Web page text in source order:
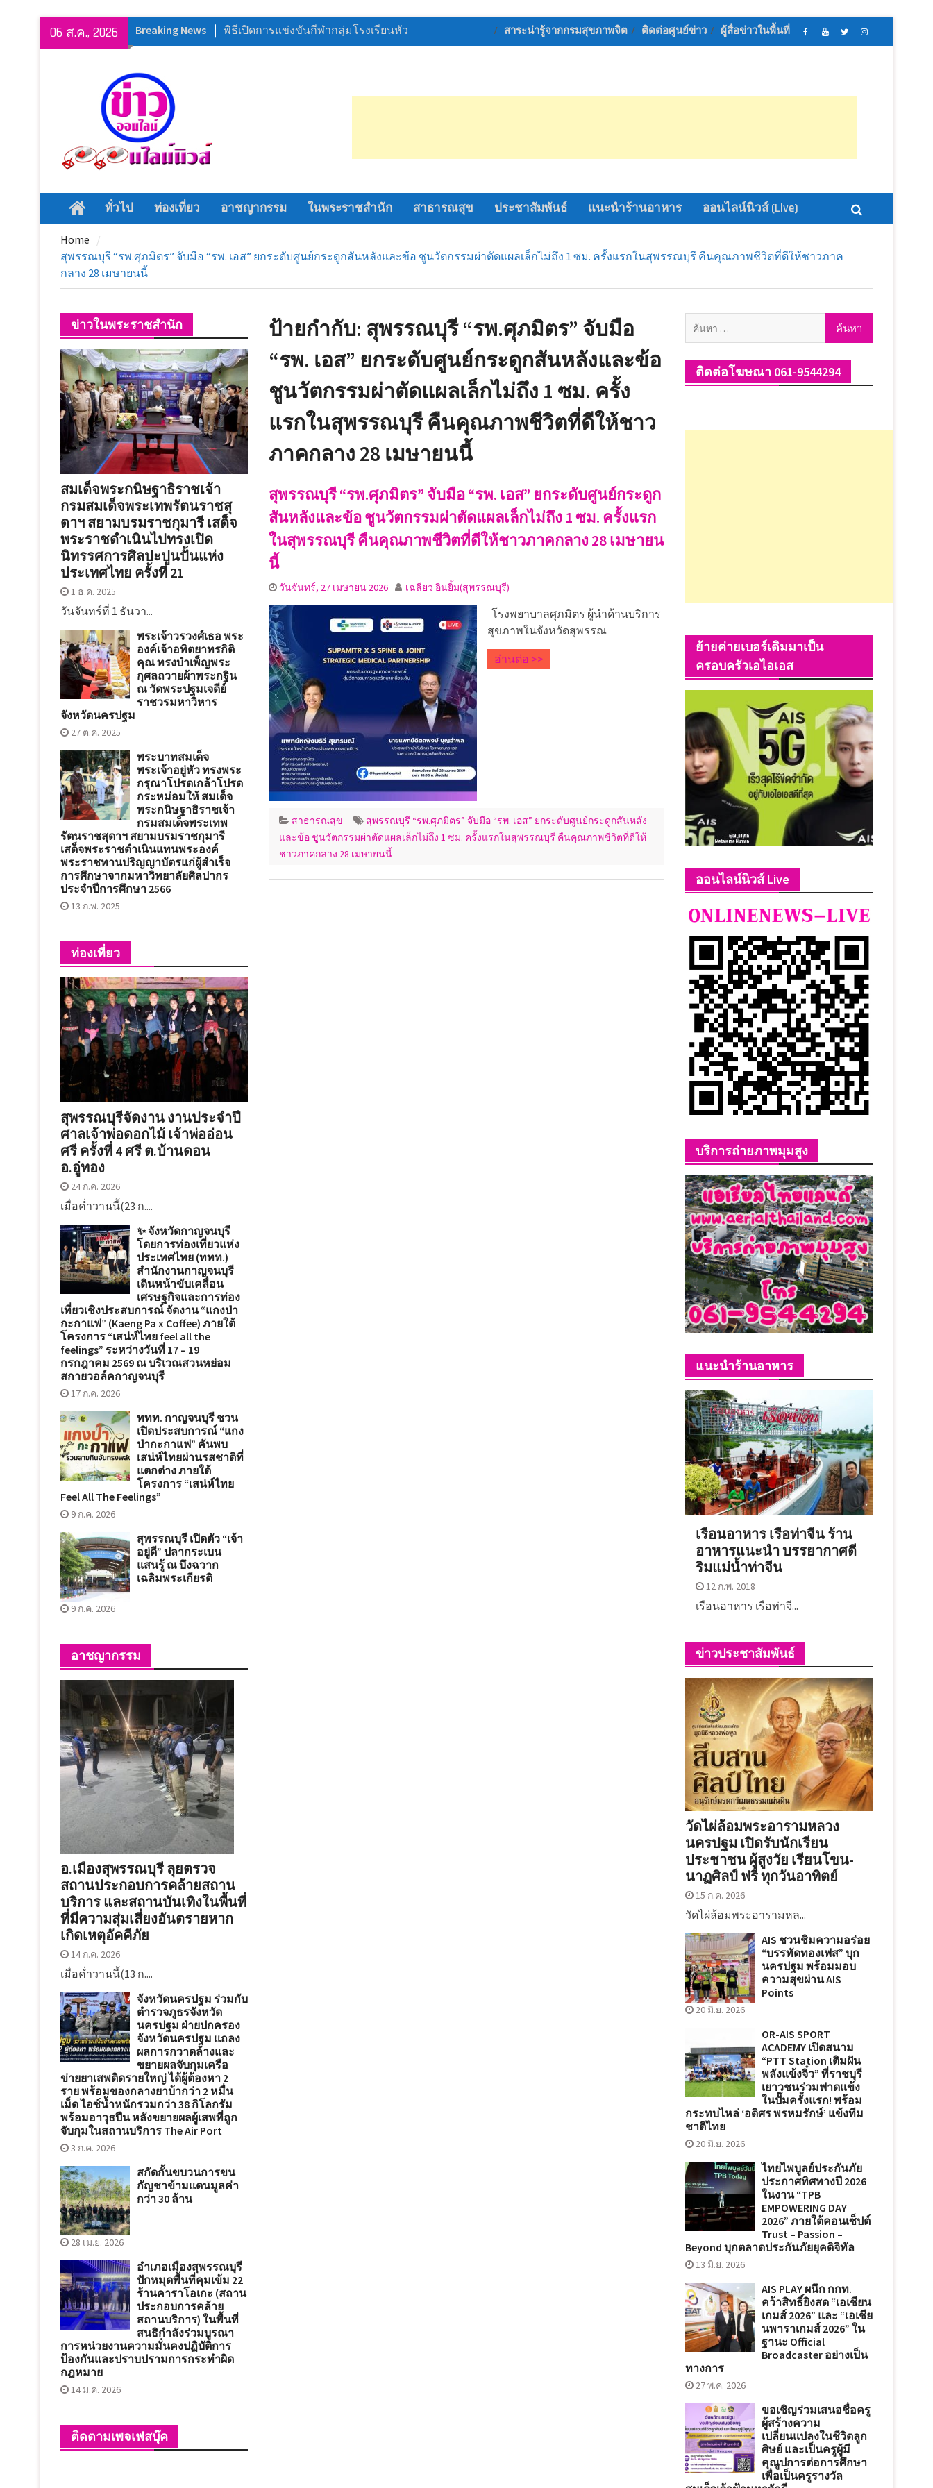
Skip
06 ส.ค., 2026 Breaking News
เหล่ากาชาดจังหวัดนครปฐม มอบบ้าน
กาชาดรวมใจ ช่วยเหลือผู้ประสบวาตภัย
กรุณาโปรดเกล้าโปรดกระหม่อม ให้ผู้
(ประยุทธ์ ปยุตฺโต) เจ้าอาวาสวัดญาณเว
มหาวิทยาลัยราชภัฏนครปฐม จัด
นิทรรศการนวัตกรรมผลิตภัณฑ์ชุมชน
มูลค่า สู่แพลตฟอร์มออนไลน์
สโมสรโรตารีสุพรรณบุรี และภาค 3330
พิธีเปิดการแข่งขันกีฬากลุ่มโรงเรียนหัว
โพธิ์ศรีสำราญ ประจำปีการศึกษา
๒๕๖๙
สาระน่ารู้จากกรมสุขภาพจิต ติดต่อศูนย์ข่าว ผู้สื่อข่าวในพื้นที่
Homeทั่วไป ท่องเที่ยว อาชญากรรม ในพระราชสำนัก สาธารณสุข ประชาสัมพันธ์ แนะนำร้านอาหาร ออนไลน์นิวส์ (Live)
Home
สุพรรณบุรี “รพ.ศุภมิตร” จับมือ “รพ. เอส” ยกระดับศูนย์กระดูกสันหลังและข้อ ชูนวัตกรรมผ่าตัดแผลเล็กไม่ถึง 1 ซม. ครั้งแรกในสุพรรณบุรี คืนคุณภาพชีวิตที่ดีให้ชาวภาค
กลาง 28 เมษายนนี้
ป้ายกำกับ: สุพรรณบุรี “รพ.ศุภมิตร” จับมือ
“รพ. เอส” ยกระดับศูนย์กระดูกสันหลังและข้อ
ชูนวัตกรรมผ่าตัดแผลเล็กไม่ถึง 1 ซม. ครั้ง
แรกในสุพรรณบุรี คืนคุณภาพชีวิตที่ดีให้ชาว
ภาคกลาง 28 เมษายนนี้
สุพรรณบุรี “รพ.ศุภมิตร” จับมือ “รพ. เอส” ยกระดับศูนย์กระดูก
สันหลังและข้อ ชูนวัตกรรมผ่าตัดแผลเล็กไม่ถึง 1 ซม. ครั้งแรก
ในสุพรรณบุรี คืนคุณภาพชีวิตที่ดีให้ชาวภาคกลาง 28 เมษายน
นี้
วันจันทร์, 27 เมษายน 2026 เฉลียว อินยิ้ม(สุพรรณบุรี)
โรงพยาบาลศุภมิตร ผู้นำด้านบริการ
สุขภาพในจังหวัดสุพรรณ
อ่านต่อ >>
สาธารณสุข
สุพรรณบุรี “รพ.ศุภมิตร” จับมือ “รพ. เอส” ยกระดับศูนย์กระดูกสันหลัง
และข้อ ชูนวัตกรรมผ่าตัดแผลเล็กไม่ถึง 1 ซม. ครั้งแรกในสุพรรณบุรี คืนคุณภาพชีวิตที่ดีให้
ชาวภาคกลาง 28 เมษายนนี้
ค้นหา
ติดต่อโฆษณา 061-9544294
ย้ายค่ายเบอร์เดิมมาเป็น
ครอบครัวเอไอเอส
ออนไลน์นิวส์ Live
บริการถ่ายภาพมุมสูง
แนะนำร้านอาหาร
เรือนอาหาร เรือท่าจีน ร้าน
อาหารแนะนำ บรรยากาศดี
ริมแม่น้ำท่าจีน
12 ก.พ. 2018
เรือนอาหาร เรือท่าจี...
ข่าวประชาสัมพันธ์
วัดไผ่ล้อมพระอารามหลวง
นครปฐม เปิดรับนักเรียน
ประชาชน ผู้สูงวัย เรียนโขน-
นาฏศิลป์ ฟรี ทุกวันอาทิตย์
15 ก.ค. 2026
วัดไผ่ล้อมพระอารามหล...
AIS ชวนชิมความอร่อย
“บรรทัดทองเฟส” บุก
นครปฐม พร้อมมอบ
ความสุขผ่าน AIS
Points
20 มิ.ย. 2026
OR-AIS SPORT
ACADEMY เปิดสนาม
“PTT Station เติมฝัน
พลังแข้งจิ๋ว” ที่ราชบุรี
เยาวชนร่วมฟาดแข้ง
ในปั๊มครั้งแรก! พร้อม
กระทบไหล่ ‘อดิศร พรหมรักษ์’ แข้งทีม
ชาติไทย
20 มิ.ย. 2026
ไทยไพบูลย์ประกันภัย
ประกาศทิศทางปี 2026
ในงาน “TPB
EMPOWERING DAY
2026” ภายใต้คอนเซ็ปต์
Trust – Passion –
Beyond บุกตลาดประกันภัยยุคดิจิทัล
13 มิ.ย. 2026
AIS PLAY ผนึก กกท.
คว้าสิทธิ์ยิงสด “เอเชียน
เกมส์ 2026” และ “เอเชีย
นพาราเกมส์ 2026” ใน
ฐานะ Official
Broadcaster อย่างเป็น
ทางการ
27 พ.ค. 2026
ขอเชิญร่วมเสนอชื่อครู
ผู้สร้างความ
เปลี่ยนแปลงในชีวิตลูก
ศิษย์ และเป็นครูผู้มี
คุณูปการต่อการศึกษา
เพื่อเป็นครูรางวัล
ข่าวในพระราชสำนัก
สมเด็จพระกนิษฐาธิราชเจ้า
กรมสมเด็จพระเทพรัตนราชสุ
ดาฯ สยามบรมราชกุมารี เสด็จ
พระราชดำเนินไปทรงเปิด
นิทรรศการศิลปะปูนปั้นแห่ง
ประเทศไทย ครั้งที่ 21
1 ธ.ค. 2025
วันจันทร์ที่ 1 ธันวา...
พระเจ้าวรวงศ์เธอ พระ
องค์เจ้าอทิตยาทรกิติ
คุณ ทรงบำเพ็ญพระ
กุศลถวายผ้าพระกฐิน
ณ วัดพระปฐมเจดีย์
ราชวรมหาวิหาร
จังหวัดนครปฐม
27 ต.ค. 2025
พระบาทสมเด็จ
พระเจ้าอยู่หัว ทรงพระ
กรุณาโปรดเกล้าโปรด
กระหม่อมให้ สมเด็จ
พระกนิษฐาธิราชเจ้า
กรมสมเด็จพระเทพ
รัตนราชสุดาฯ สยามบรมราชกุมารี
เสด็จพระราชดำเนินแทนพระองค์
พระราชทานปริญญาบัตรแก่ผู้สำเร็จ
การศึกษาจากมหาวิทยาลัยศิลปากร
ประจำปีการศึกษา 2566
13 ก.พ. 2025
ท่องเที่ยว
สุพรรณบุรีจัดงาน งานประจำปี
ศาลเจ้าพ่อดอกไม้ เจ้าพ่ออ่อน
ศรี ครั้งที่ 4 ศรี ต.บ้านดอน
อ.อู่ทอง
24 ก.ค. 2026
เมื่อค่ำวานนี้(23 ก....
✨ จังหวัดกาญจนบุรี
โดยการท่องเที่ยวแห่ง
ประเทศไทย (ททท.)
สำนักงานกาญจนบุรี
เดินหน้าขับเคลื่อน
เศรษฐกิจและการท่อง
เที่ยวเชิงประสบการณ์ จัดงาน “แกงป่า
กะกาแฟ” (Kaeng Pa x Coffee) ภายใต้
โครงการ “เสน่ห์ไทย feel all the
feelings” ระหว่างวันที่ 17 – 19
กรกฎาคม 2569 ณ บริเวณสวนหย่อม
สกายวอล์คกาญจนบุรี
17 ก.ค. 2026
ททท. กาญจนบุรี ชวน
เปิดประสบการณ์ “แกง
ป่ากะกาแฟ” คันพบ
เสน่ห์ไทยผ่านรสชาติที่
แตกต่าง ภายใต้
โครงการ “เสน่ห์ไทย
Feel All The Feelings”
9 ก.ค. 2026
สุพรรณบุรี เปิดตัว “เจ้า
อยู่ดี” ปลากระเบน
แสนรู้ ณ บึงฉวาก
เฉลิมพระเกียรติ
9 ก.ค. 2026
อาชญากรรม
อ.เมืองสุพรรณบุรี ลุยตรวจ
สถานประกอบการคล้ายสถาน
บริการ และสถานบันเทิงในพื้นที่
ที่มีความสุ่มเสี่ยงอันตรายหาก
เกิดเหตุอัคคีภัย
14 ก.ค. 2026
เมื่อค่ำวานนี้(13 ก....
จังหวัดนครปฐม ร่วมกับ
ตำรวจภูธรจังหวัด
นครปฐม ฝ่ายปกครอง
จังหวัดนครปฐม แถลง
ผลการกวาดล้างและ
ขยายผลจับกุมเครือ
ข่ายยาเสพติดรายใหญ่ ได้ผู้ต้องหา 2
ราย พร้อมของกลางยาบ้ากว่า 2 หมื่น
เม็ด ไอซ์น้ำหนักรวมกว่า 38 กิโลกรัม
พร้อมอาวุธปืน หลังขยายผลผู้เสพที่ถูก
จับกุมในสถานบริการ The Air Port
3 ก.ค. 2026
สกัดกั้นขบวนการขน
กัญชาข้ามแดนมูลค่า
กว่า 30 ล้าน
28 เม.ย. 2026
อำเภอเมืองสุพรรณบุรี
ปักหมุดพื้นที่คุมเข้ม 22
ร้านคาราโอเกะ (สถาน
ประกอบการคล้าย
สถานบริการ) ในพื้นที่
สนธิกำลังร่วมบูรณา
การหน่วยงานความมั่นคงปฏิบัติการ
ป้องกันและปราบปรามการกระทำผิด
กฎหมาย
14 ม.ค. 2026
ติดตามเพจเฟสบุ๊ค